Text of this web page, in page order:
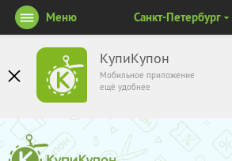
КупиКупон
Мобильное приложение
ещё удобнее
Меню Санкт-Петербург